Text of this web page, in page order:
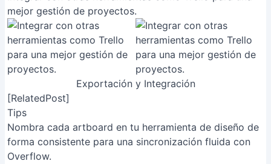
mejor gestión de proyectos.
Exportación y Integración
[RelatedPost]
Tips
Nombra cada artboard en tu herramienta de diseño de
forma consistente para una sincronización fluida con
Overflow.